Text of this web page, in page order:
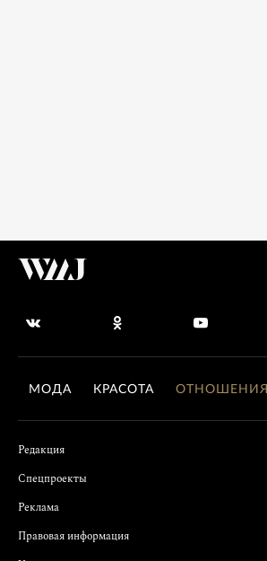
МОДА КРАСОТА ОТНОШЕНИЯ
Редакция
Спецпроекты
Реклама
Правовая информация